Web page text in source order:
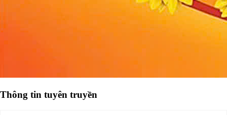
Thông tin tuyên truyền